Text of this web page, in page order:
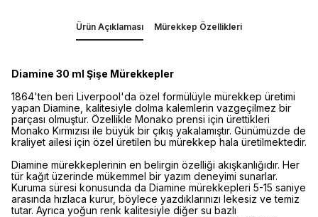
Ürün Açıklaması Mürekkep Özellikleri
Diamine 30 ml Şişe Mürekkepler
1864'ten beri Liverpool'da özel formülüyle mürekkep üretimi
yapan Diamine, kalitesiyle dolma kalemlerin vazgeçilmez bir
parçası olmuştur. Özellikle Monako prensi için ürettikleri
Monako Kırmızısı ile büyük bir çıkış yakalamıştır. Günümüzde de
kraliyet ailesi için özel üretilen bu mürekkep hala üretilmektedir.
Diamine mürekkeplerinin en belirgin özelliği akışkanlığıdır. Her
tür kağıt üzerinde mükemmel bir yazım deneyimi sunarlar.
Kuruma süresi konusunda da Diamine mürekkepleri 5-15 saniye
arasında hızlaca kurur, böylece yazdıklarınızı lekesiz ve temiz
tutar. Ayrıca yoğun renk kalitesiyle diğer su bazlı